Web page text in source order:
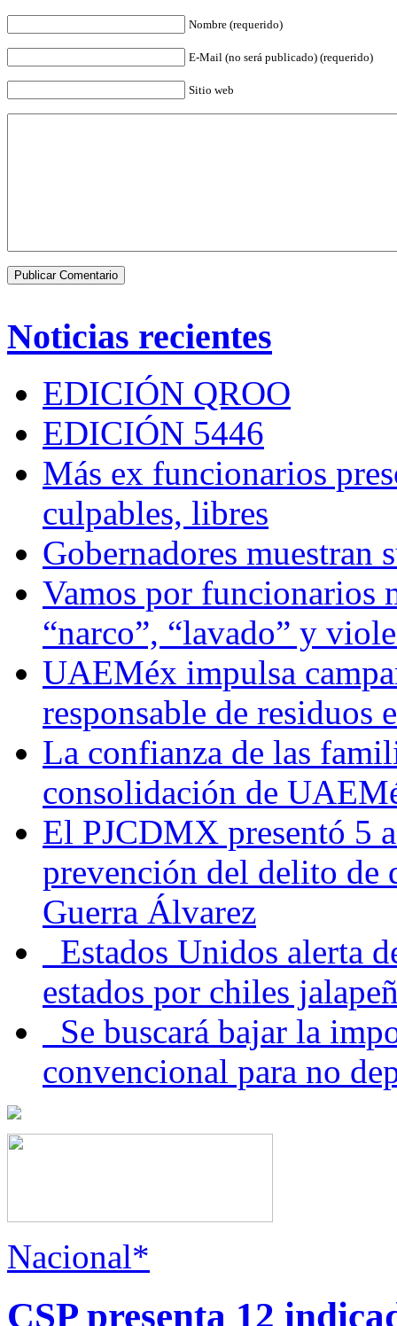
Nombre (requerido)
E-Mail (no será publicado) (requerido)
Sitio web
Noticias recientes
EDICIÓN QROO
EDICIÓN 5446
Más ex funcionarios
culpables, libres
Gobernadores muestran
Vamos por funcionarios
“narco”, “lavado” y
UAEMéx impulsa
responsable de residuos
La confianza de las
consolidación de
El PJCDMX presentó 5
prevención del delito de
Guerra Álvarez
Estados Unidos alerta
estados por chiles
Se buscará bajar la
convencional para no
Nacional*
CSP presenta 12